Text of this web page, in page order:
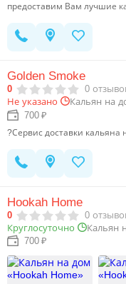
предоставим Вам лучшие
мероприятие? Или Вы
гостей? Закажите
Golden Smoke
0 0
Не указано
Кальян на
700 ₽
?Сервис доставки кальяна
Hookah Home
0 0
Круглосуточно
Кальян
700 ₽